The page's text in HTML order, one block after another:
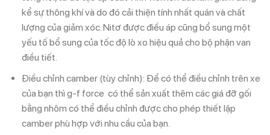
kể sự thông khí và do đó cải thiện tính nhất quán và chất
lượng của giảm xóc. Nitơ được điều áp cũng bổ sung một
yếu tố bổ sung của tốc độ lò xo hiệu quả cho bộ phận van
điều tiết.
Điều chỉnh camber (tùy chỉnh): Để có thể điều chỉnh trên xe
của bạn thì g-f force có thể sản xuất thêm các giá đỡ gối
bằng nhôm có thể điều chỉnh được cho phép thiết lập
camber phù hợp với nhu cầu của bạn.